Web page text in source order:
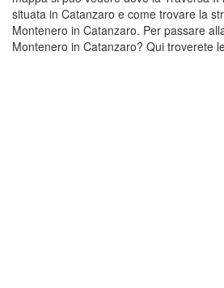
situata in Catanzaro e come trovare la
Montenero in Catanzaro. Per passare
Montenero in Catanzaro? Qui troverete